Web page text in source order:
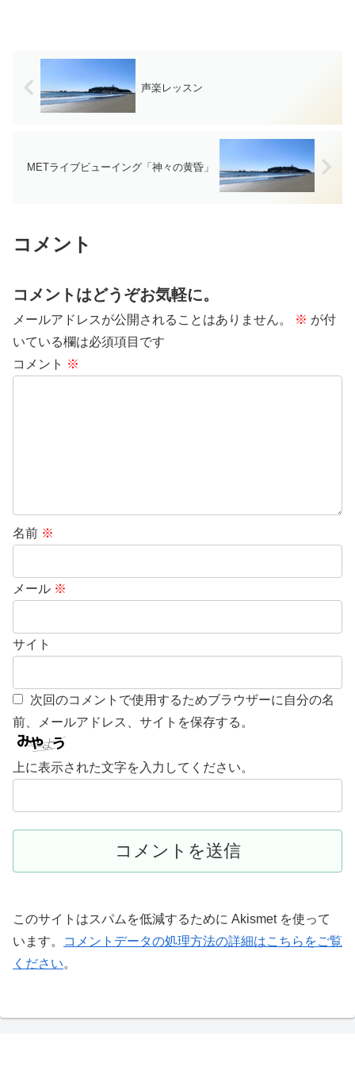
声楽レッスン
METライブビューイング「神々の黄昏」
コメント
コメントはどうぞお気軽に。
メールアドレスが公開されることはありません。 ※ が付
いている欄は必須項目です
コメント ※
名前 ※
メール ※
サイト
次回のコメントで使用するためブラウザーに自分の名
前、メールアドレス、サイトを保存する。
上に表示された文字を入力してください。
このサイトはスパムを低減するために Akismet を使って
います。
コメントデータの処理方法の詳細はこちらをご覧
ください。